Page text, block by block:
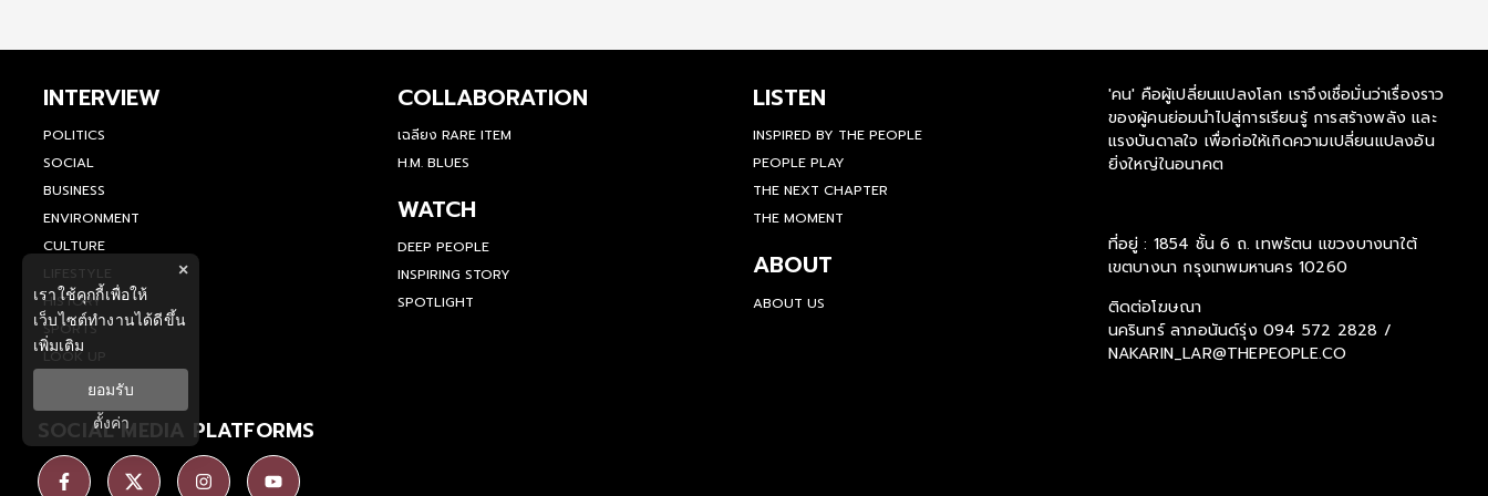
INTERVIEW
POLITICS
SOCIAL
BUSINESS
ENVIRONMENT
CULTURE
LIFESTYLE
HISTORY
SPORTS
LOOK UP
COLLABORATION
เฉลียง RARE ITEM
H.M. BLUES
WATCH
DEEP PEOPLE
INSPIRING STORY
SPOTLIGHT
LISTEN
INSPIRED BY THE PEOPLE
PEOPLE PLAY
THE NEXT CHAPTER
THE MOMENT
ABOUT
ABOUT US
'คน' คือผู้เปลี่ยนแปลงโลก เราจึงเชื่อมั่นว่าเรื่องราว
ของผู้คนย่อมนำไปสู่การเรียนรู้ การสร้างพลัง และ
แรงบันดาลใจ เพื่อก่อให้เกิดความเปลี่ยนแปลงอัน
ยิ่งใหญ่ในอนาคต
ที่อยู่ : 1854 ชั้น 6 ถ. เทพรัตน แขวงบางนาใต้
เขตบางนา กรุงเทพมหานคร 10260
ติดต่อโฆษณา
นครินทร์ ลาภอนันด์รุ่ง 094 572 2828 /
NAKARIN_LAR@THEPEOPLE.CO
SOCIAL MEDIA PLATFORMS
×
เราใช้คุกกี้เพื่อให้
เว็บไซต์ทำงานได้ดีขึ้น
เพิ่มเติม
ยอมรับ
ตั้งค่า